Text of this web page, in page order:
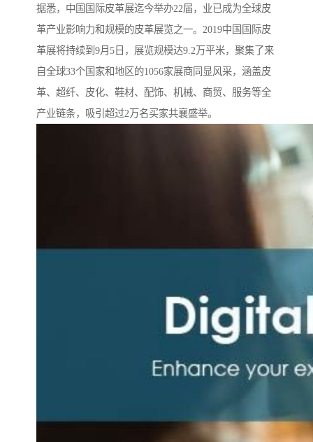
据悉，中国国际皮革展迄今举办22届，业已成为全球皮
革产业影响力和规模的皮革展览之一。2019中国国际皮
革展将持续到9月5日，展览规模达9.2万平米，聚集了来
自全球33个国家和地区的1056家展商同显风采，涵盖皮
革、超纤、皮化、鞋材、配饰、机械、商贸、服务等全
产业链条，吸引超过2万名买家共襄盛举。